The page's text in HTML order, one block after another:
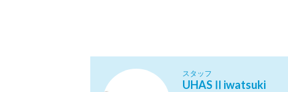
スタッフ
UHASⅡiwatsuki